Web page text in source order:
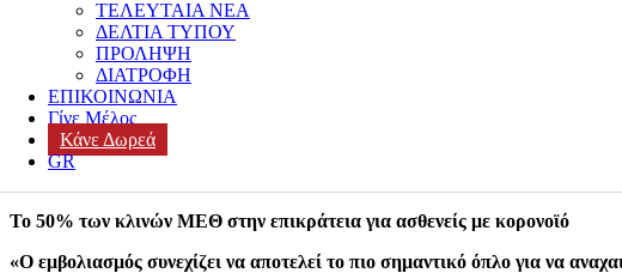
ΤΕΛΕΥΤΑΙΑ ΝΕΑ
ΔΕΛΤΙΑ ΤΥΠΟΥ
ΠΡΟΛΗΨΗ
ΔΙΑΤΡΟΦΗ
ΕΠΙΚΟΙΝΩΝΙΑ
Γίνε Μέλος
Κάνε Δωρεά
GR
μόνο εάν ο ασθενής έχει ηλικία 12 ετών και άνω, έχει επιβεβαιωθεί η νόσησή
Ο θεράπων ιατρός συμπληρώνει τα στοιχεία του ασθενούς. Μόλις
και ο ασθενής ενημερώνονται με SMS για την απόφαση της Επιτροπής, είτε
Η αξιολόγηση των αιτήσεων γίνεται από την Επιτροπή μέσα σε διάστημα
Νοσοκομείο υποδοχής και προσέρχονται στον καθορισμένο χρόνο του
Η χορήγηση είναι μία απλή διαδικασία όμοια με την έγχυση άλλων
Το 50% των κλινών ΜΕΘ στην επικράτεια για ασθενείς με κορονοϊό
«Ο εμβολιασμός συνεχίζει να αποτελεί το πιο σημαντικό όπλο για να